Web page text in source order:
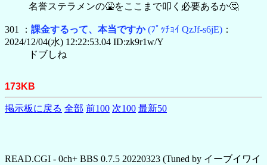
名誉ステラメンの🤮をここまで叩く必要あるか🤔
301 ： 課金するって、本当ですか(ﾌﾟｯﾁｮｲ QzJf-s6jE) ：
2024/12/04(水) 12:22:53.04 ID:zk9r1w/Y
ドブしね
173KB
掲示板に戻る 全部 前100 次100 最新50
READ.CGI - 0ch+ BBS 0.7.5 20220323 (Tuned by イーブイワイ